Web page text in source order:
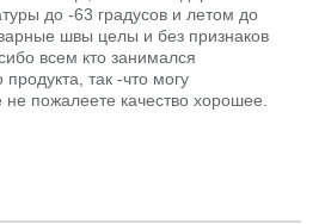
до -63 градусов и летом до
швы целы и без признаков
всем кто занимался
так -что могу
не пожалеете качество хорошее.